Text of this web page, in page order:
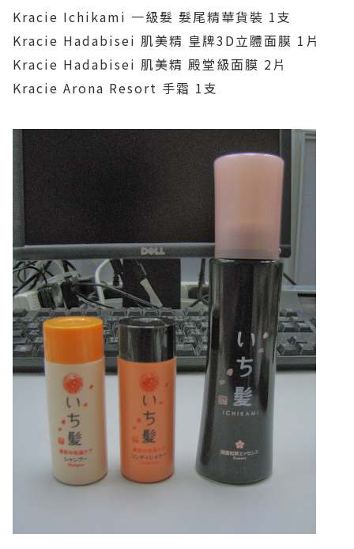
Kracie Ichikami 一級髮 髮尾精華貨裝 1支
Kracie Hadabisei 肌美精 皇牌3D立體面膜 1 片
Kracie Hadabisei 肌美精 殿堂級面膜 2片
Kracie Arona Resort 手霜 1支